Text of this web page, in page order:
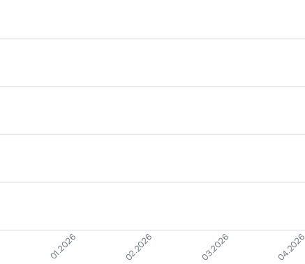
01.2026 02.2026 03.2026 04.2026